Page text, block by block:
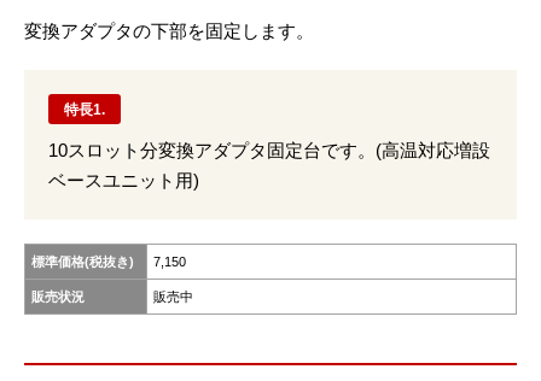
変換アダプタの下部を固定します。
特長1.
10スロット分変換アダプタ固定台です。(高温対応増設
ベースユニット用)
標準価格(税抜き) 7,150
販売状況 販売中